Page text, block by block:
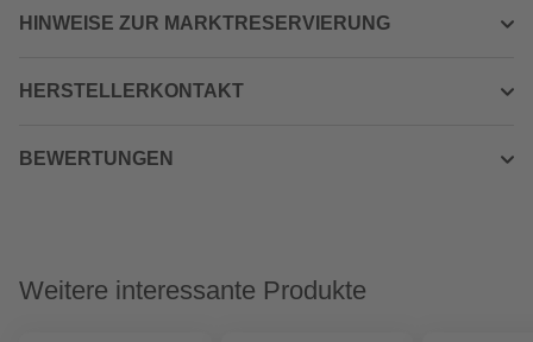
HINWEISE ZUR MARKTRESERVIERUNG
HERSTELLERKONTAKT
BEWERTUNGEN
Weitere interessante Produkte